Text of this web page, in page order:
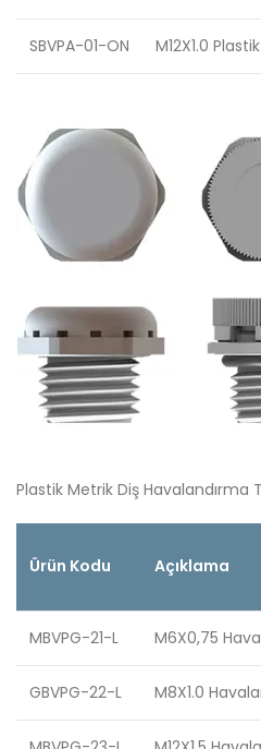
SBVPA-01-ON M12X1.0
Plastik Metrik Diş Havalandırma
Ürün Kodu Açıklama
MBVPG-21-L M6X0,75
GBVPG-22-L M8X1.0